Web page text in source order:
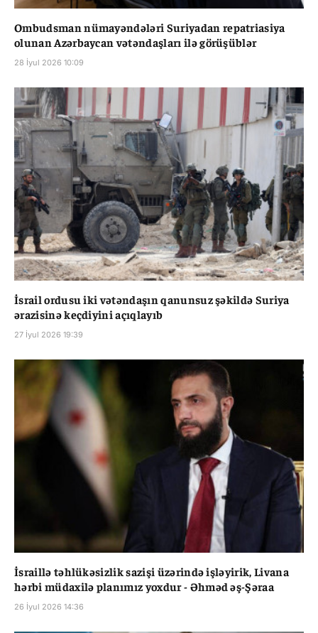
Ombudsman nümayəndələri Suriyadan repatriasiya
olunan Azərbaycan vətəndaşları ilə görüşüblər
28 İyul 2026 10:09
İsrail ordusu iki vətəndaşın qanunsuz şəkildə Suriya
ərazisinə keçdiyini açıqlayıb
27 İyul 2026 19:39
İsraillə təhlükəsizlik sazişi üzərində işləyirik, Livana
hərbi müdaxilə planımız yoxdur - Əhməd əş-Şəraa
26 İyul 2026 14:36